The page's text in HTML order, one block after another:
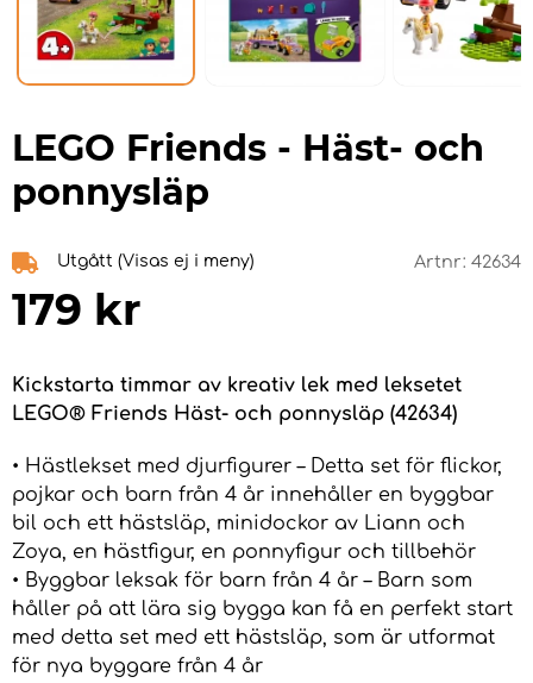
LEGO Friends - Häst- och
ponnysläp
Utgått (Visas ej i meny) Artnr: 42634
179 kr
Kickstarta timmar av kreativ lek med leksetet
LEGO® Friends Häst- och ponnysläp (42634)
• Hästlekset med djurfigurer – Detta set för flickor,
pojkar och barn från 4 år innehåller en byggbar
bil och ett hästsläp, minidockor av Liann och
Zoya, en hästfigur, en ponnyfigur och tillbehör
• Byggbar leksak för barn från 4 år – Barn som
håller på att lära sig bygga kan få en perfekt start
med detta set med ett hästsläp, som är utformat
för nya byggare från 4 år